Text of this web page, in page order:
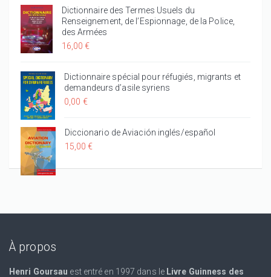
Dictionnaire des Termes Usuels du
Renseignement, de l’Espionnage, de la Police,
des Armées
16,00 €
Dictionnaire spécial pour réfugiés, migrants et
demandeurs d’asile syriens
0,00 €
Diccionario de Aviación inglés/español
15,00 €
À propos
Henri Goursau est entré en 1997 dans le Livre Guinness des